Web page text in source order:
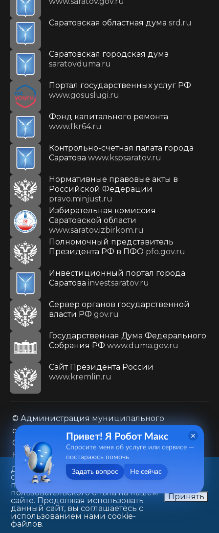
Саратовская областная дума srd.ru
Саратовская городская дума
saratovduma.ru
Портал государственных услуг РФ
www.gosuslugi.ru
Фонд капитального ремонта
www.fkr64.ru
Контрольно-счетная палата города
Саратова www.kspsaratov.ru
Нормативные правовые акты в
Российской Федерации
pravo.minjust.ru
Избирательная комиссия
Саратовской области
www.saratov.izbirkom.ru
Полномочный представитель
Президента РФ в ПФО pfo.gov.ru
Инвестиционный портал города
Саратова investsaratov.ru
Сервер органов государственной
власти РФ gov.ru
Государственная Дума Федерального
Собрания РФ www.duma.gov.ru
Cайт Президента России
www.kremlin.ru
© Администрация муниципального
образования городского округа «Город
Саратов»
Контакты
Карта сайта
Политика в отношении обработки
персональных данных
410031, г. Саратов, ул. Первомайская, д. 78
+7(8452)26-02-49
Данный веб-сайт использует
cookie-файлы в целях
предоставления вам лучшего
пользовательского опыта на нашем
сайте. Продолжая использовать
данный сайт, вы соглашаетесь с
использованием нами cookie-
файлов.
Принять
Привет! Я Робот Макс
Спросите меня об услуге или сервисе —
постараюсь помочь
Задать вопрос Не сейчас